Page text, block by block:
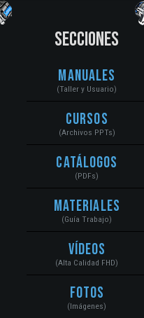
SECCIONES
Manuales
(Taller y Usuario)
Cursos
(Archivos PPTs)
Catálogos
(PDFs)
Materiales
(Guía Trabajo)
Vídeos
(Alta Calidad FHD)
Fotos
(Imágenes)